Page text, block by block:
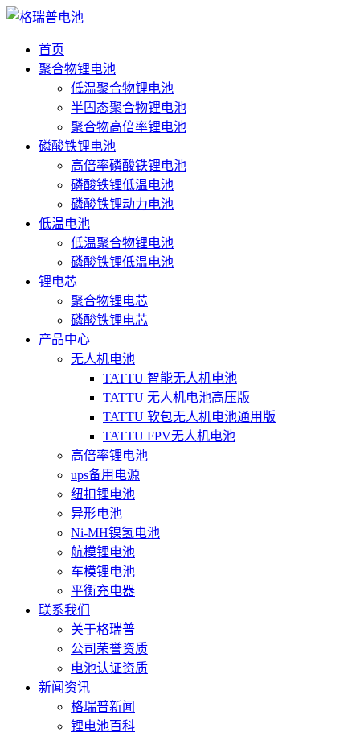
首页
聚合物锂电池
低温聚合物锂电池
半固态聚合物锂电池
聚合物高倍率锂电池
磷酸铁锂电池
高倍率磷酸铁锂电池
磷酸铁锂低温电池
磷酸铁锂动力电池
低温电池
低温聚合物锂电池
磷酸铁锂低温电池
锂电芯
聚合物锂电芯
磷酸铁锂电芯
产品中心
无人机电池
TATTU 智能无人机电池
TATTU 无人机电池高压版
TATTU 软包无人机电池通用版
TATTU FPV无人机电池
高倍率锂电池
ups备用电源
纽扣锂电池
异形电池
Ni-MH镍氢电池
航模锂电池
车模锂电池
平衡充电器
联系我们
关于格瑞普
公司荣誉资质
电池认证资质
新闻资讯
格瑞普新闻
锂电池百科